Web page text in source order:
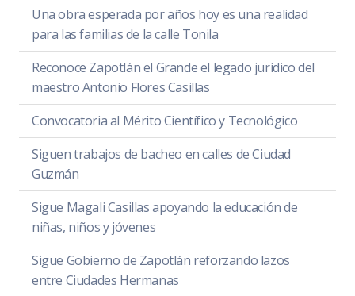
Una obra esperada por años hoy es una realidad
para las familias de la calle Tonila
Reconoce Zapotlán el Grande el legado jurídico del
maestro Antonio Flores Casillas
Convocatoria al Mérito Científico y Tecnológico
Siguen trabajos de bacheo en calles de Ciudad
Guzmán
Sigue Magali Casillas apoyando la educación de
niñas, niños y jóvenes
Sigue Gobierno de Zapotlán reforzando lazos
entre Ciudades Hermanas